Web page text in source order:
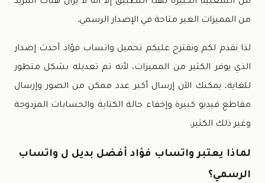
من المميزات الغير متاحة في الإصدار الرسمي.
لذا نقدم لكم ونقترح عليكم تحميل واتساب فؤاد أحدث إصدار
الذي يوفر الكثير من المميزات، لأنه تم تعديله بشكل متطور
للغاية، يمكنك الآن إرسال أكبر عدد ممكن من الصور وإرسال
مقاطع فيديو كبيرة وإخفاء حالة الكتابة والحسابات المزدوجة
وغير ذلك الكثير.
لماذا يعتبر واتساب فؤاد أفضل بديل ل واتساب
الرسمي؟